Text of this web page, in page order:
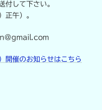
付して下さい。
正午）。
開催のお知らせはこちら